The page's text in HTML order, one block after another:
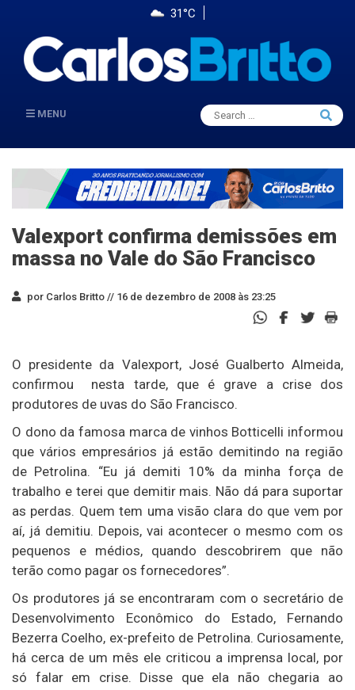
31°C
MENU
Search
for:
Search
Valexport confirma demissões em
massa no Vale do São Francisco
por Carlos Britto // 16 de dezembro de 2008 às 23:25
O presidente da Valexport, José Gualberto Almeida,
confirmou nesta tarde, que é grave a crise dos
produtores de uvas do São Francisco.
O dono da famosa marca de vinhos Botticelli informou
que vários empresários já estão demitindo na região
de Petrolina. “Eu já demiti 10% da minha força de
trabalho e terei que demitir mais. Não dá para suportar
as perdas. Quem tem uma visão clara do que vem por
aí, já demitiu. Depois, vai acontecer o mesmo com os
pequenos e médios, quando descobrirem que não
terão como pagar os fornecedores”.
Os produtores já se encontraram com o secretário de
Desenvolvimento Econômico do Estado, Fernando
Bezerra Coelho, ex-prefeito de Petrolina. Curiosamente,
há cerca de um mês ele criticou a imprensa local, por
só falar em crise. Disse que ela não chegaria ao